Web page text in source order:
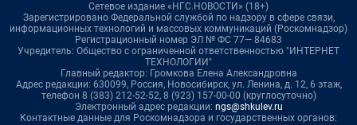
Сетевое издание «НГС.НОВОСТИ» (18+)
Зарегистрировано Федеральной службой по надзору в сфере связи,
информационных технологий и массовых коммуникаций (Роскомнадзор)
Регистрационный номер ЭЛ № ФС 77— 84683
Учредитель: Общество с ограниченной ответственностью "ИНТЕРНЕТ
ТЕХНОЛОГИИ"
Главный редактор: Громкова Елена Александровна
Адрес редакции: 630099, Россия, Новосибирск, ул. Ленина, д. 12, 6 этаж,
телефон 8 (383) 212-52-52, 8 (923) 157-00-00 (круглосуточно)
Электронный адрес редакции: ngs@shkulev.ru
Контактные данные для Роскомнадзора и государственных органов: